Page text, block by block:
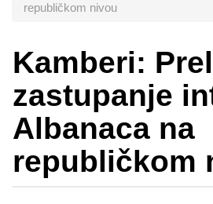
republičkom nivou
Kamberi:
zastupanje
Albanaca na
republičkom